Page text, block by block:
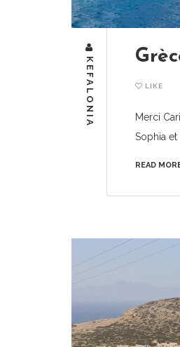
KEFALONIA LIKE
Merci
Sophia et
READ